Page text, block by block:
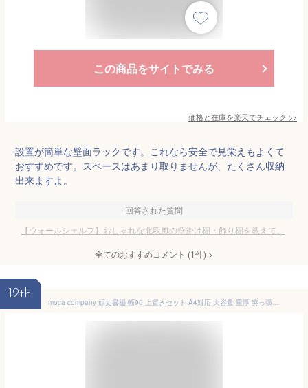
この商品をサイトでみる
価格と在庫を楽天でチェック >>
設置が簡単な壁面ラックです。これなら安全で見栄えもよくて
おすすめです。スペースはあまり取りませんが、たくさん収納
出来ますよ。
回答された質問
【ウォールシェルフ】おしゃれな北欧風の壁掛け棚・飾り棚を教えて。
全てのおすすめコメント (1件) >
12th
moca company 頑丈書棚 幅90 上置きセット A4対応 大容量 重厚 突っ張り 本棚 オープン ラック 奥行30 ホワイト